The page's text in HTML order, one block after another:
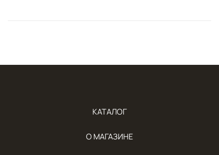
КАТАЛОГ
О МАГАЗИНЕ